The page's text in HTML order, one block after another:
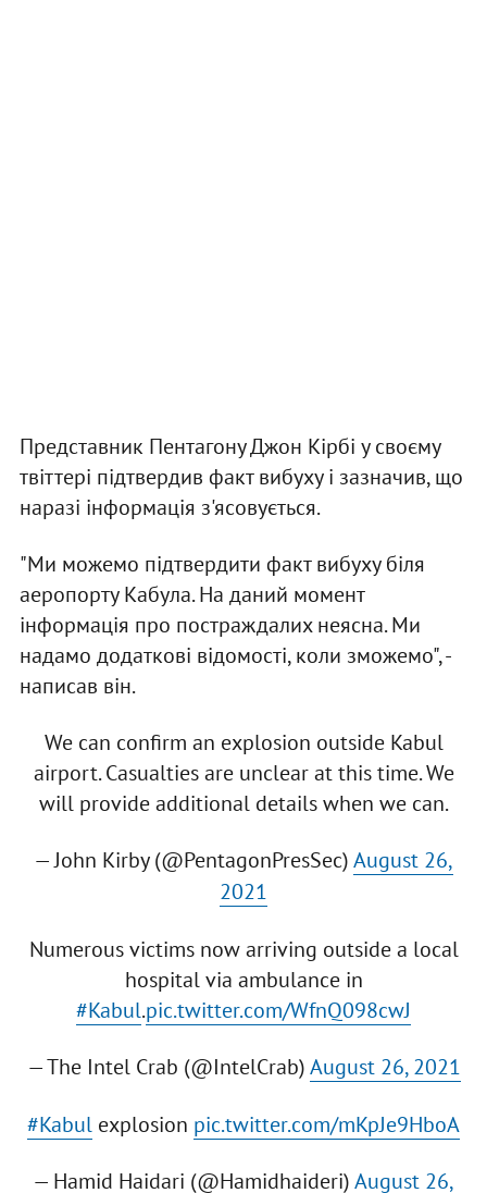
Представник Пентагону Джон Кірбі у своєму
твіттері підтвердив факт вибуху і зазначив, що
наразі інформація з'ясовується.
"Ми можемо підтвердити факт вибуху біля
аеропорту Кабула. На даний момент
інформація про постраждалих неясна. Ми
надамо додаткові відомості, коли зможемо", -
написав він.
We can confirm an explosion outside Kabul
airport. Casualties are unclear at this time. We
will provide additional details when we can.
— John Kirby (@PentagonPresSec)August 26,
2021
Numerous victims now arriving outside a local
hospital via ambulance in
#Kabul.pic.twitter.com/WfnQ098cwJ
— The Intel Crab (@IntelCrab)August 26, 2021
#Kabul explosion pic.twitter.com/mKpJe9HboA
— Hamid Haidari (@Hamidhaideri)August 26,